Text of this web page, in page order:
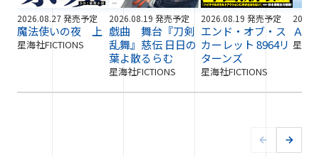
2026.08.27 発売予定
魔法使いの夜 上
星海社FICTIONS
2026.08.19 発売予定
戯曲 舞台『刀剣
乱舞』慈伝 日日の
葉よ散るらむ
星海社FICTIONS
2026.08.19 発売予定
エンド・オブ・ス
カーレット 8964リ
ターンズ
星海社FICTIONS
ＡＩ
星海